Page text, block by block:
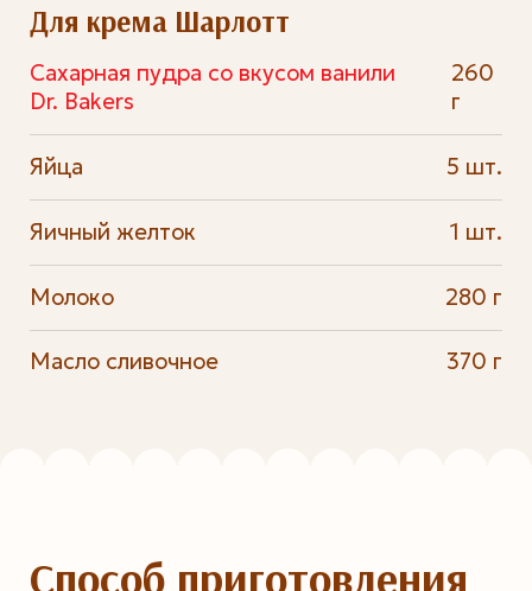
Для крема Шарлотт
Сахарная пудра со вкусом ванили
Dr. Bakers
260
г
Яйца 5 шт.
Яичный желток 1 шт.
Молоко 280 г
Масло сливочное 370 г
Способ приготовления